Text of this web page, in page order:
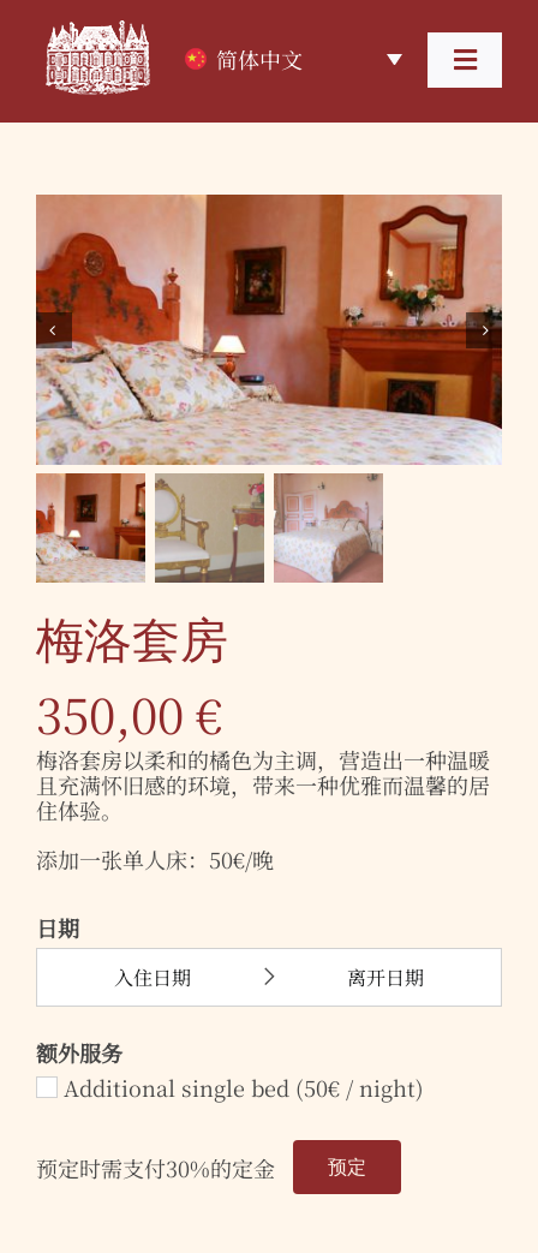
首页
关于酒庄
葡萄酒
葡萄酒旅游
住宿
联系我们
简体中文
 
梅洛套房
350,00€
梅洛套房以柔和的橘色为主调，营造出一种温暖
且充满怀旧感的环境，带来一种优雅而温馨的居
住体验。
添加一张单人床：50€/晚
日期
额外服务
Additional single bed (50€ / night)
预定时需支付30%的定金 预定